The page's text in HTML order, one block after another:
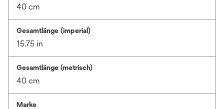
40 cm
Gesamtlänge (imperial)
15.75 in
Gesamtlänge (metrisch)
40 cm
Marke